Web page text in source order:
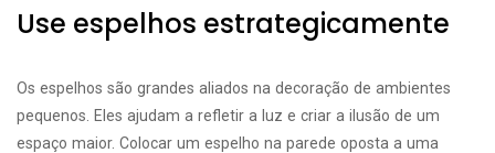
Use espelhos estrategicamente
Os espelhos são grandes aliados na decoração de ambientes
pequenos. Eles ajudam a refletir a luz e criar a ilusão de um
espaço maior. Colocar um espelho na parede oposta a uma